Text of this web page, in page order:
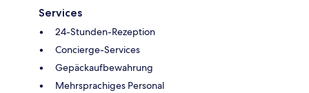
Services
24-Stunden-Rezeption
Concierge-Services
Gepäckaufbewahrung
Mehrsprachiges Personal